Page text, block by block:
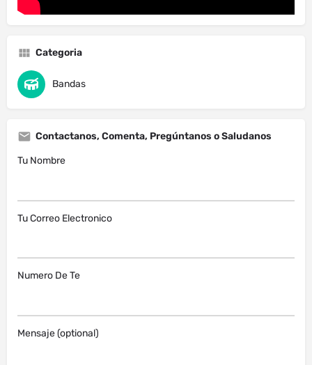
Categoria
Bandas
Contactanos, Comenta, Pregúntanos o Saludanos
Tu Nombre
Tu Correo Electronico
Numero De Te
Mensaje (optional)